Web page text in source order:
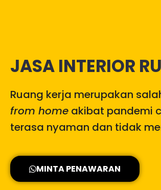
JASA INTERIOR
Ruang kerja merupakan
from home akibat pandemi
terasa nyaman dan tidak
MINTA PENAWARAN